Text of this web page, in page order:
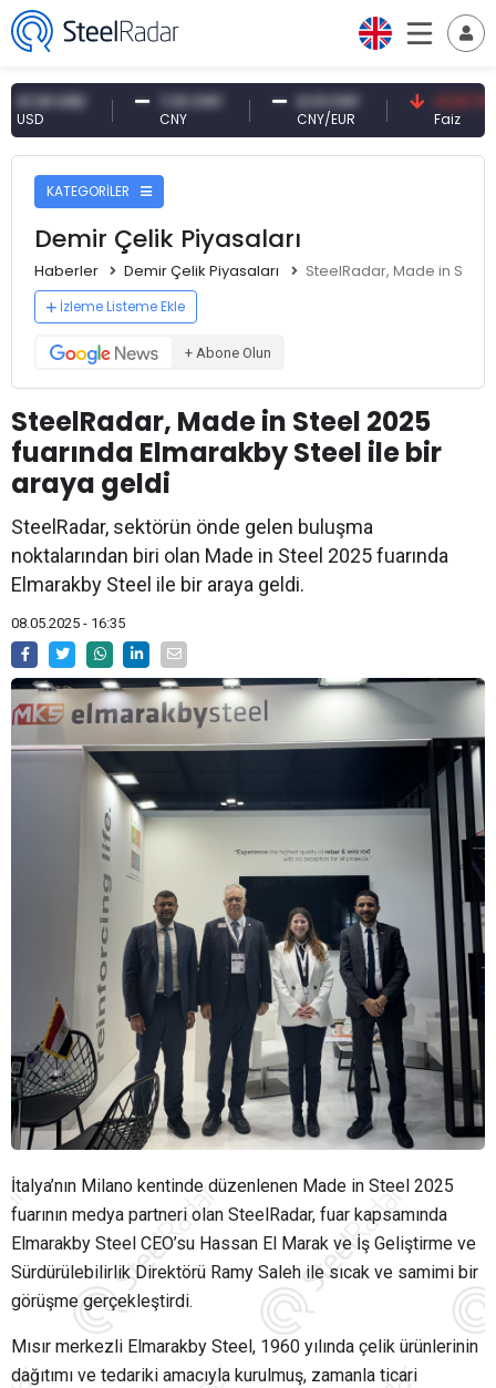
USD 7,10 CNY 0,13 CNY
CNY/EUR
41,53 TRY
KATEGORİLER
Demir Çelik Piyasaları
Haberler Demir Çelik Piyasaları SteelRadar, Made in
İzleme Listeme Ekle
+ Abone Olun
SteelRadar, Made in Steel 2025
fuarında Elmarakby Steel ile bir
araya geldi
SteelRadar, sektörün önde gelen buluşma
noktalarından biri olan Made in Steel 2025 fuarında
Elmarakby Steel ile bir araya geldi.
08.05.2025 - 16:35
İtalya’nın Milano kentinde düzenlenen Made in Steel 2025
fuarının medya partneri olan SteelRadar, fuar kapsamında
Elmarakby Steel CEO’su Hassan El Marak ve İş Geliştirme ve
Sürdürülebilirlik Direktörü Ramy Saleh ile sıcak ve samimi bir
görüşme gerçekleştirdi.
Mısır merkezli Elmarakby Steel, 1960 yılında çelik ürünlerinin
dağıtımı ve tedariki amacıyla kurulmuş, zamanla ticari